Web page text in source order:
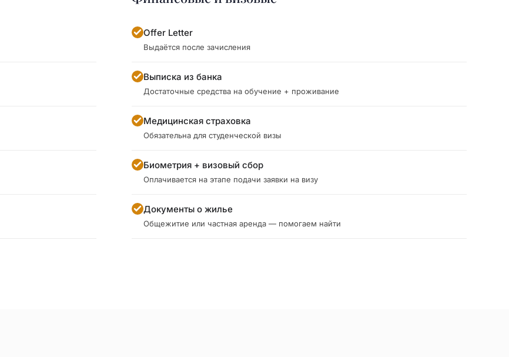
Offer Letter
Выдаётся после зачисления
Выписка из банка
Достаточные средства на обучение + проживание
Медицинская страховка
Обязательна для студенческой визы
Биометрия + визовый сбор
Оплачивается на этапе подачи заявки на визу
Документы о жилье
Общежитие или частная аренда — помогаем найти